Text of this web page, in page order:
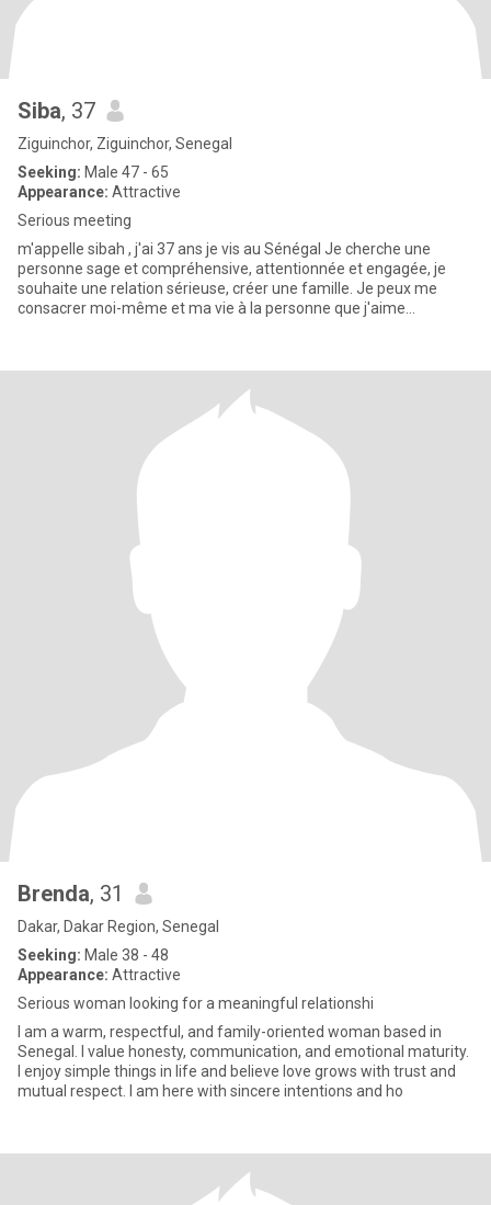
Siba, 37
Ziguinchor, Ziguinchor, Senegal
Seeking: Male 47 - 65
Appearance: Attractive
Serious meeting
m'appelle sibah , j'ai 37 ans je vis au Sénégal Je cherche une
personne sage et compréhensive, attentionnée et engagée, je
souhaite une relation sérieuse, créer une famille. Je peux me
consacrer moi-même et ma vie à la personne que j'aime
Brenda, 31
Dakar, Dakar Region, Senegal
Seeking: Male 38 - 48
Appearance: Attractive
Serious woman looking for a meaningful relationshi
I am a warm, respectful, and family-oriented woman based in
Senegal. I value honesty, communication, and emotional maturity.
I enjoy simple things in life and believe love grows with trust and
mutual respect. I am here with sincere intentions and ho